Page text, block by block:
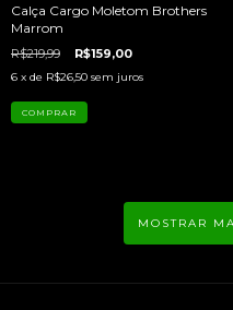
Calça Cargo Moletom Brothers
Marrom
R$219,99 R$159,00
6 x de R$26,50 sem juros
COMPRAR
MOSTRAR